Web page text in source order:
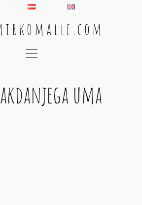
i r k o m a l l e . c o m
uma